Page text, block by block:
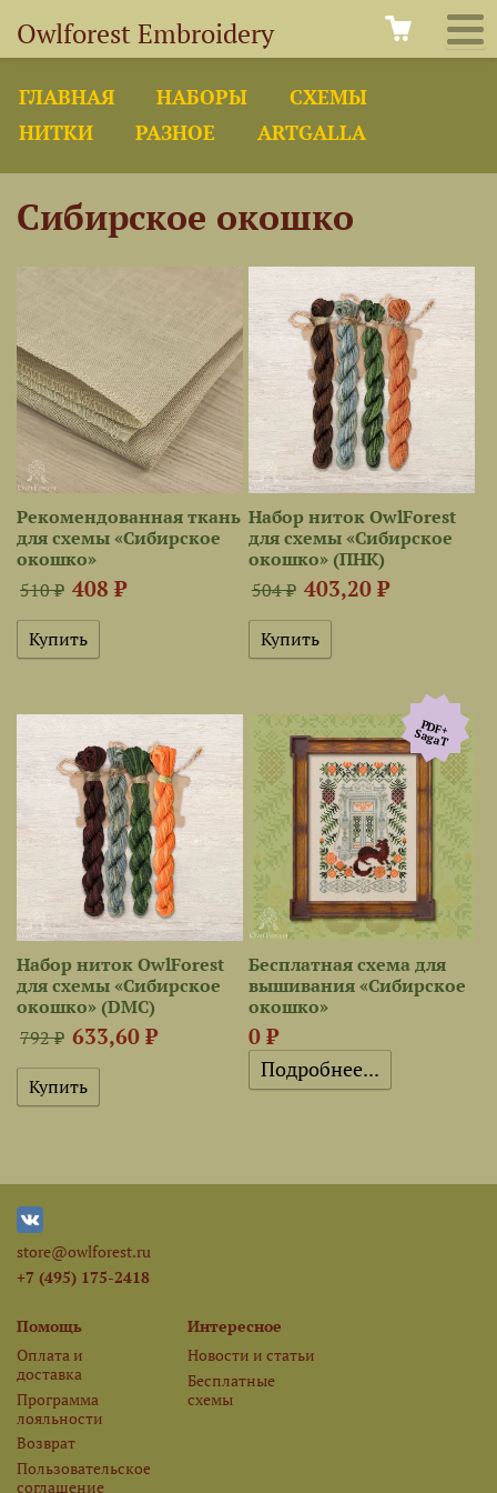
Owlforest Embroidery
ГЛАВНАЯ НАБОРЫ
СХЕМЫ
НИТКИ
РАЗНОЕ ARTGALLA
Сибирское окошко
Рекомендованная ткань
для схемы «Сибирское
окошко»
510 ₽ 408 ₽
Набор ниток OwlForest
для схемы «Сибирское
окошко» (ПНК)
504 ₽ 403,20 ₽
Набор ниток OwlForest
для схемы «Сибирское
окошко» (DMC)
792 ₽ 633,60 ₽
PDF+
SagaТ
Бесплатная схема для
вышивания «Сибирское
окошко»
0 ₽
Подробнее...
store@owlforest.ru
+7 (495) 175-2418
Помощь
Оплата и
доставка
Программа
лояльности
Возврат
Пользовательское
соглашение
Интересное
Новости и статьи
Бесплатные
схемы